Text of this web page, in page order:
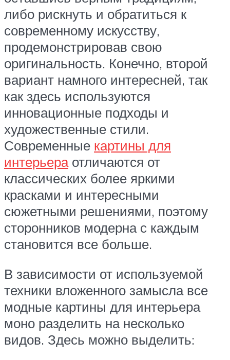
либо рискнуть и обратиться к
современному искусству,
продемонстрировав свою
оригинальность. Конечно, второй
вариант намного интересней, так
как здесь используются
инновационные подходы и
художественные стили.
Современные картины для
интерьераотличаются от
классических более яркими
красками и интересными
сюжетными решениями, поэтому
сторонников модерна с каждым
становится все больше.
В зависимости от используемой
техники вложенного замысла все
модные картины для интерьера
моно разделить на несколько
видов. Здесь можно выделить: